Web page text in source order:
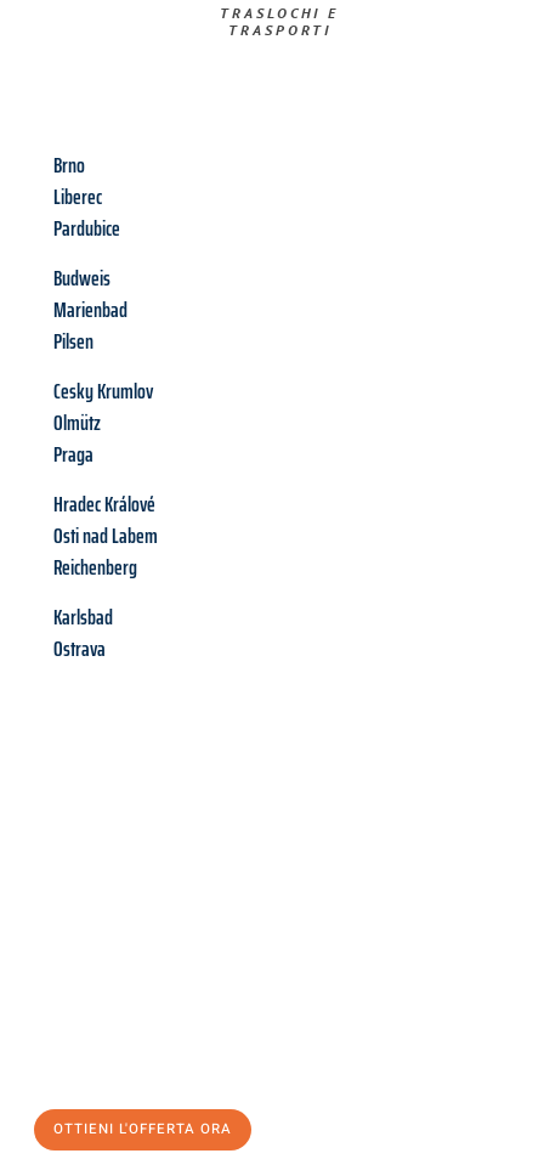
TRASLOCHI E
TRASPORTI​
Brno
Liberec
Pardubice
Budweis
Marienbad
Pilsen
Cesky Krumlov
Olmütz
Praga
Hradec Králové
Osti nad Labem
Reichenberg
Karlsbad
Ostrava
OTTIENI L'OFFERTA ORA